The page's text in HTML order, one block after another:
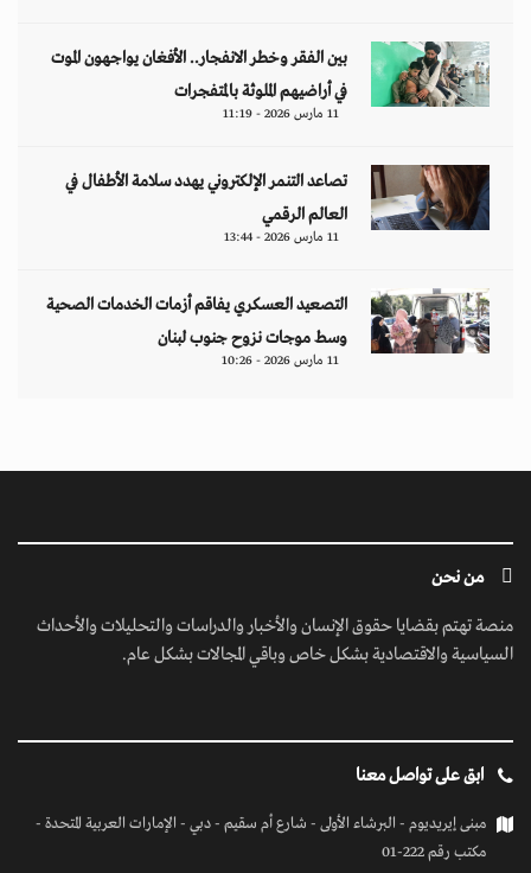
بين الفقر وخطر الانفجار.. الأفغان يواجهون الموت
في أراضيهم الملوثة بالمتفجرات
11 مارس 2026 - 11:19
تصاعد التنمر الإلكتروني يهدد سلامة الأطفال في
العالم الرقمي
11 مارس 2026 - 13:44
التصعيد العسكري يفاقم أزمات الخدمات الصحية
وسط موجات نزوح جنوب لبنان
11 مارس 2026 - 10:26
من نحن
منصة تهتم بقضايا حقوق الإنسان والأخبار والدراسات والتحليلات والأحداث
السياسية والاقتصادية بشكل خاص وباقي المجالات بشكل عام.
ابق على تواصل معنا
مبنى إيريديوم - البرشاء الأولى - شارع أم سقيم - دبي - الإمارات العربية المتحدة -
مكتب رقم 222-01